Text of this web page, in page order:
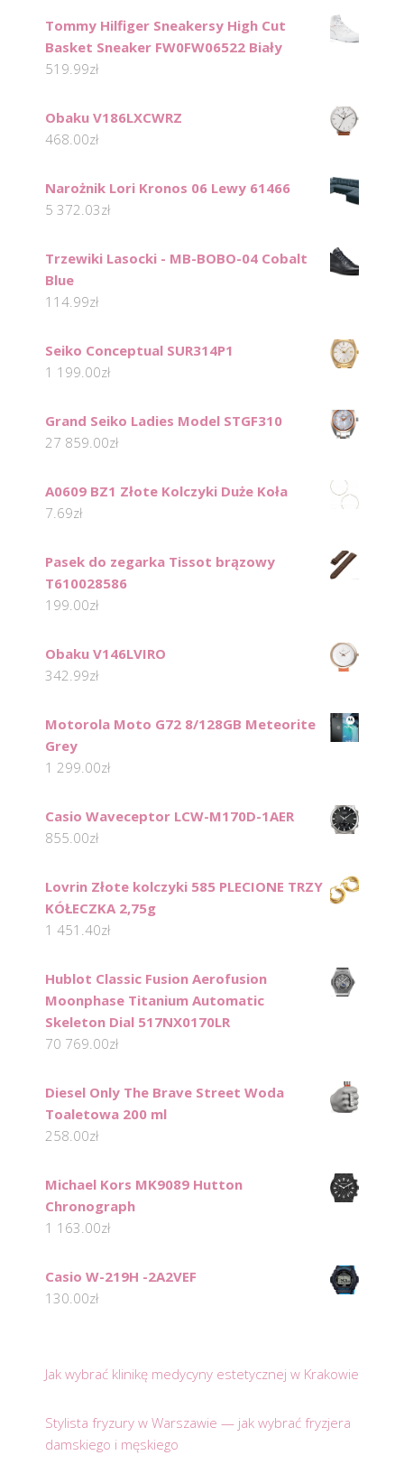
Tommy Hilfiger Sneakersy High Cut
Basket Sneaker FW0FW06522 Biały
519.99zł
Obaku V186LXCWRZ
468.00zł
Narożnik Lori Kronos 06 Lewy 61466
5 372.03zł
Trzewiki Lasocki - MB-BOBO-04 Cobalt
Blue
114.99zł
Seiko Conceptual SUR314P1
1 199.00zł
Grand Seiko Ladies Model STGF310
27 859.00zł
A0609 BZ1 Złote Kolczyki Duże Koła
7.69zł
Pasek do zegarka Tissot brązowy
T610028586
199.00zł
Obaku V146LVIRO
342.99zł
Motorola Moto G72 8/128GB Meteorite
Grey
1 299.00zł
Casio Waveceptor LCW-M170D-1AER
855.00zł
Lovrin Złote kolczyki 585 PLECIONE TRZY
KÓŁECZKA 2,75g
1 451.40zł
Hublot Classic Fusion Aerofusion
Moonphase Titanium Automatic
Skeleton Dial 517NX0170LR
70 769.00zł
Diesel Only The Brave Street Woda
Toaletowa 200 ml
258.00zł
Michael Kors MK9089 Hutton
Chronograph
1 163.00zł
Casio W-219H -2A2VEF
130.00zł
Jak wybrać klinikę medycyny estetycznej w Krakowie
Stylista fryzury w Warszawie — jak wybrać fryzjera
damskiego i męskiego